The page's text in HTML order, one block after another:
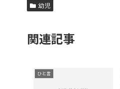
幼児
関連記事
ひと言